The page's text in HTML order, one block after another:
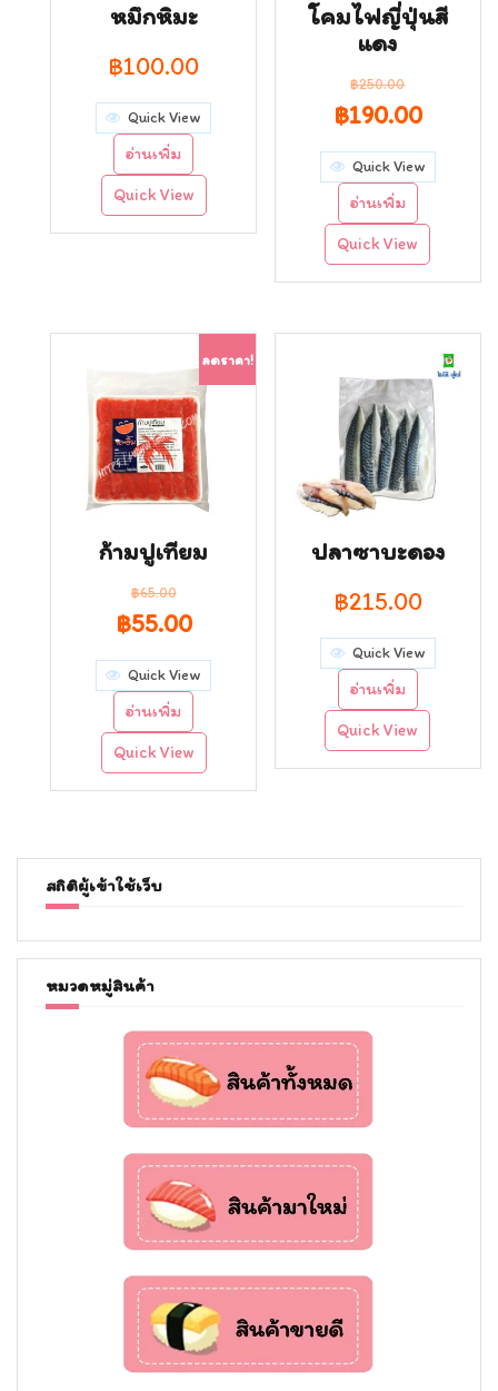
หมึกหิมะ
฿100.00
Quick View
อ่านเพิ่ม
Quick View
โคมไฟญี่ปุ่นสี
แดง
฿250.00
Original
price
was:
฿250.00.
฿190.00
price
is:
฿
Quick View
อ่านเพิ่ม
Quick View
ลดราคา!
ก้ามปูเทียม
฿65.00
Original
price
was:
฿65.00.
฿55.00Current
price
is:
฿55.00.
Quick View
อ่านเพิ่ม
Quick View
ปลาซาบะดอง
฿215.00
Quick View
อ่านเพิ่ม
Quick View
สถิติผู้เข้าใช้เว็บ
หมวดหมู่สินค้า